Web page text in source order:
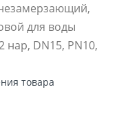
для воды
DN15, PN10,